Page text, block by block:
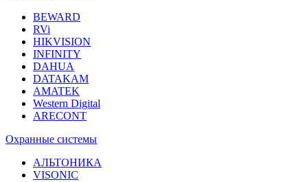
BEWARD
RVi
HIKVISION
INFINITY
DAHUA
DATAKAM
AMATEK
Western Digital
ARECONT
Охранные системы
АЛЬТОНИКА
VISONIC